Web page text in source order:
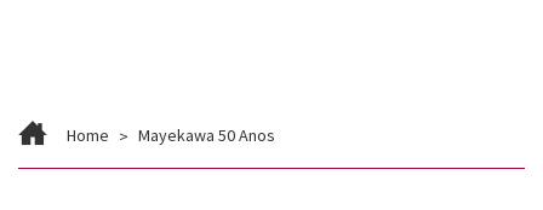
Home Mayekawa 50 Anos